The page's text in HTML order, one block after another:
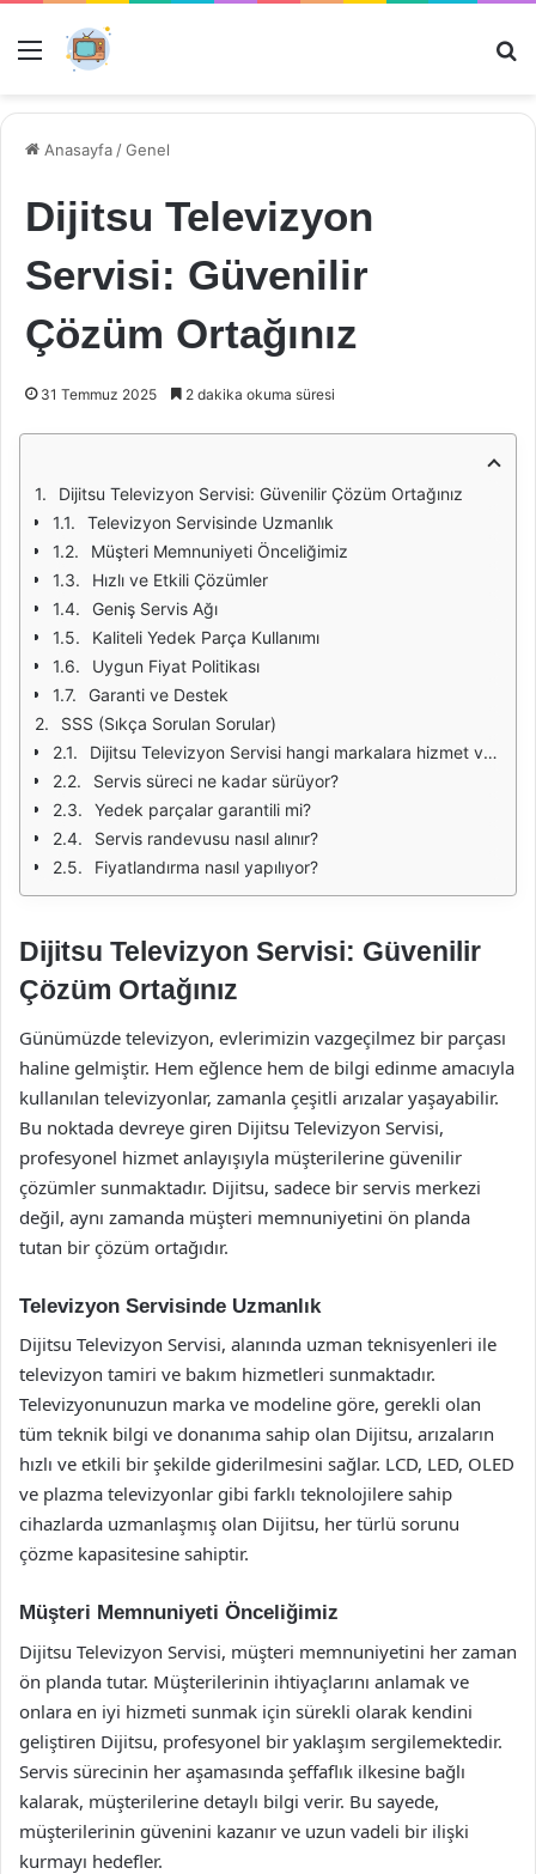
Menü
Anasayfa /Genel
Dijitsu Televizyon
Servisi: Güvenilir
Çözüm Ortağınız
31 Temmuz 2025 2 dakika okuma süresi
Dijitsu Televizyon Servisi: Güvenilir Çözüm Ortağınız
Televizyon Servisinde Uzmanlık
Müşteri Memnuniyeti Önceliğimiz
Hızlı ve Etkili Çözümler
Geniş Servis Ağı
Kaliteli Yedek Parça Kullanımı
Uygun Fiyat Politikası
Garanti ve Destek
SSS (Sıkça Sorulan Sorular)
Dijitsu Televizyon Servisi hangi markalara hizmet veriyor?
Servis süreci ne kadar sürüyor?
Yedek parçalar garantili mi?
Servis randevusu nasıl alınır?
Fiyatlandırma nasıl yapılıyor?
Dijitsu Televizyon Servisi: Güvenilir
Çözüm Ortağınız
Günümüzde televizyon, evlerimizin vazgeçilmez bir parçası
haline gelmiştir. Hem eğlence hem de bilgi edinme amacıyla
kullanılan televizyonlar, zamanla çeşitli arızalar yaşayabilir.
Bu noktada devreye giren Dijitsu Televizyon Servisi,
profesyonel hizmet anlayışıyla müşterilerine güvenilir
çözümler sunmaktadır. Dijitsu, sadece bir servis merkezi
değil, aynı zamanda müşteri memnuniyetini ön planda
tutan bir çözüm ortağıdır.
Televizyon Servisinde Uzmanlık
Dijitsu Televizyon Servisi, alanında uzman teknisyenleri ile
televizyon tamiri ve bakım hizmetleri sunmaktadır.
Televizyonunuzun marka ve modeline göre, gerekli olan
tüm teknik bilgi ve donanıma sahip olan Dijitsu, arızaların
hızlı ve etkili bir şekilde giderilmesini sağlar. LCD, LED, OLED
ve plazma televizyonlar gibi farklı teknolojilere sahip
cihazlarda uzmanlaşmış olan Dijitsu, her türlü sorunu
çözme kapasitesine sahiptir.
Müşteri Memnuniyeti Önceliğimiz
Dijitsu Televizyon Servisi, müşteri memnuniyetini her zaman
ön planda tutar. Müşterilerinin ihtiyaçlarını anlamak ve
onlara en iyi hizmeti sunmak için sürekli olarak kendini
geliştiren Dijitsu, profesyonel bir yaklaşım sergilemektedir.
Servis sürecinin her aşamasında şeffaflık ilkesine bağlı
kalarak, müşterilerine detaylı bilgi verir. Bu sayede,
müşterilerinin güvenini kazanır ve uzun vadeli bir ilişki
kurmayı hedefler.